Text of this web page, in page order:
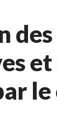
des